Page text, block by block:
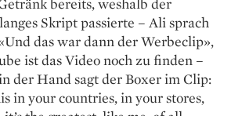
bereits, weshalb der
Skript passierte – Ali sprach
das war dann der Werbeclip»,
ist das Video noch zu finden –
der Hand sagt der Boxer im Clip:
in your countries, in your stores,